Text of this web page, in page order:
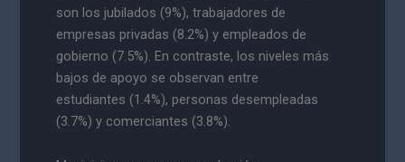
son los jubilados (9%), trabajadores de
empresas privadas (8.2%) y empleados de
gobierno (7.5%). En contraste, los niveles más
bajos de apoyo se observan entre
estudiantes (1.4%), personas desempleadas
(3.7%) y comerciantes (3.8%).